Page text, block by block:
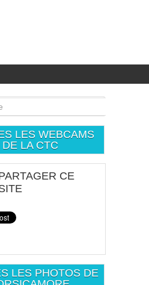
LES WEBCAMS
DE LA CTC
CE
LES PHOTOS DE